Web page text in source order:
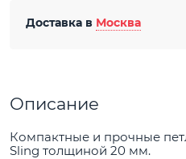
Доставка в Москва
Описание
Компактные и прочные
Sling толщиной 20 мм.